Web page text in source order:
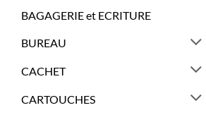
BAGAGERIE et ECRITURE
BUREAU
CACHET
CARTOUCHES